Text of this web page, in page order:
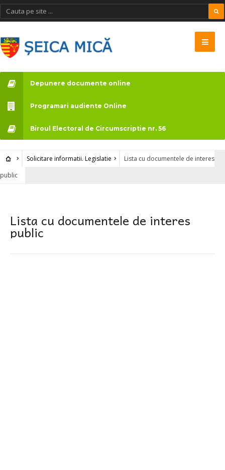
Depunere documente online
Programari audiente Online
Biroul Electoral de Circumscriptie nr. 56
Solicitare informatii. Legislatie
Lista cu documentele de interes
public
Lista cu documentele de interes
public